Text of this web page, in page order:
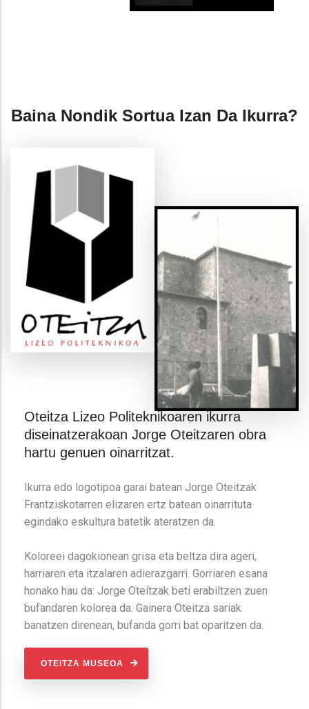
Baina Nondik Sortua Izan Da Ikurra?
Oteitza Lizeo Politeknikoaren ikurra
diseinatzerakoan Jorge Oteitzaren obra
hartu genuen oinarritzat.
Ikurra edo logotipoa garai batean Jorge Oteitzak
Frantziskotarren elizaren ertz batean oinarrituta
egindako eskultura batetik ateratzen da.
Koloreei dagokionean grisa eta beltza dira ageri,
harriaren eta itzalaren adierazgarri. Gorriaren esana
honako hau da: Jorge Oteitzak beti erabiltzen zuen
bufandaren kolorea da. Gainera Oteitza sariak
banatzen direnean, bufanda gorri bat oparitzen da.
OTEITZA MUSEOA